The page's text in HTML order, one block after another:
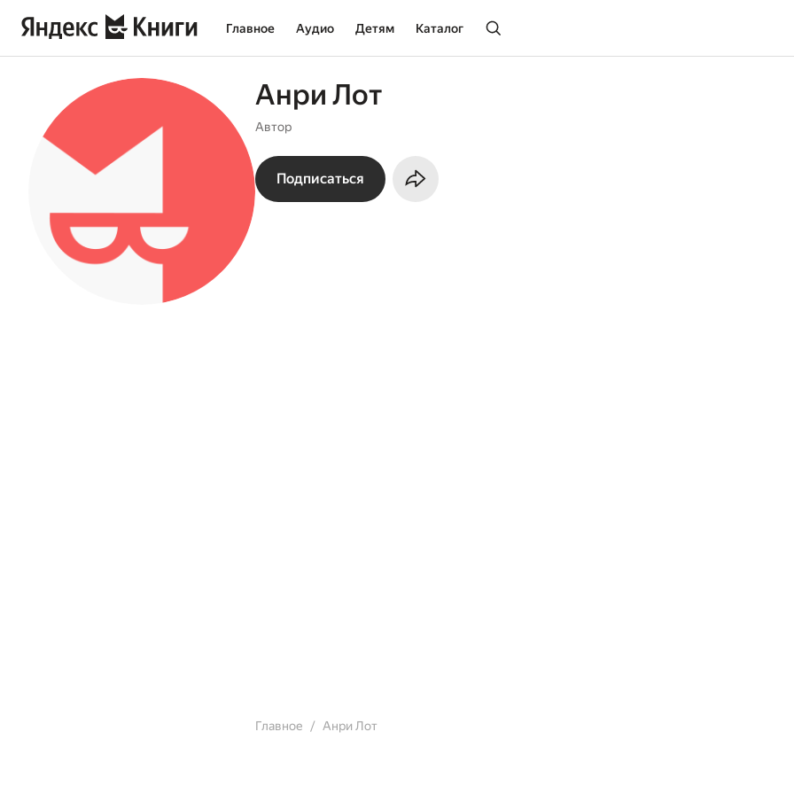
Главное Аудио Детям Каталог
Анри Лот
Автор
Подписаться
Главное Анри Лот